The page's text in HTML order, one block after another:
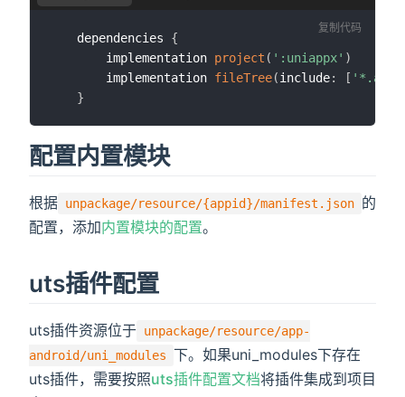
	dependencies
{
		implementation
project ( ':uniappx' )
		implementation
fileTree(include: [ '*.aar'
}
复制代码
配置内置模块
根据 unpackage/resource/{appid}/manifest.json 的
配置，添加内置模块的配置。
uts插件配置
uts插件资源位于 unpackage/resource/app-
android/uni_modules 下。如果uni_modules下存在
uts插件，需要按照uts插件配置文档将插件集成到项目